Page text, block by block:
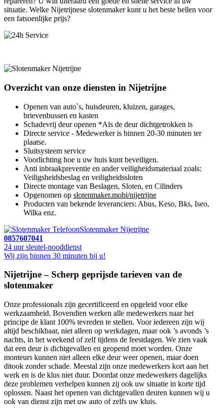
situatie. Welke Nijetrijnese slotenmaker kunt u het beste bellen voor
een fatsoenlijke prijs?
Overzicht van onze diensten in Nijetrijne
Openen van auto`s, huisdeuren, kluizen, garages,
brievenbussen en kasten
Schadevrij deur openen *Als de deur dichtgetrokken is
Directe service - Medewerker is binnen 20-30 minuten ter
plaatse.
Sluitsysteem service
Voorlichting hoe u uw huis kunt beveiligen.
Anti inbraakpreventie en ander veiligheidsmateriaal zoals:
Veiligsheidsbeslag en veiligheidssloten
Directe montage van Beslagen, Sloten, en Cilinders
Opgenomen op slotenmaker.mobi/nijetrijne
Producten van bekende leveranciers: Abus, Keso, Bks, Iseo,
Wilka enz.
Slotenmaker Nijetrijne
0857607041
24 uur sleutel-nooddienst
Wij zijn binnen 30 minuten bij u!
Nijetrijne – Scherp geprijsde tarieven van de
slotenmaker
Onze professionals zijn gecertificeerd en opgeleid voor elke
werkzaamheid. Bovendien werken alle medewerkers naar het
principe de klant 100% tevreden te stellen. Voor iedereen zijn wij
altijd beschikbaar, niet alleen op werkdagen, maar ook ’s avonds ’s
nachts, in het weekend of zelf tijdens de feestdagen. We zien vaak
dat een deur is dichtgevallen en geopend moet worden. Onze
monteurs kunnen niet alleen elke deur weer openen, maar doen
ditook zonder schade. Meestal zijn onze medewerkers kort aan het
werk en is de klus niet duur. Doordat onze medewerkers dagelijks
deze problemen verhelpen kunnen zij ook uw situatie in korte tijd
oplossen. Naast het openen van dichtgevallen deuren kunnen wij u
ook van dienst zijn met uw auto of zelfs uw kluis.